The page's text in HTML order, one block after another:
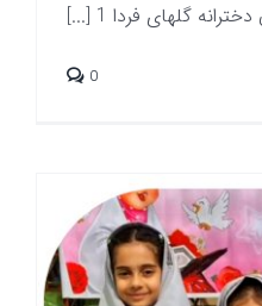
گلهای فردا 1 [...]
0